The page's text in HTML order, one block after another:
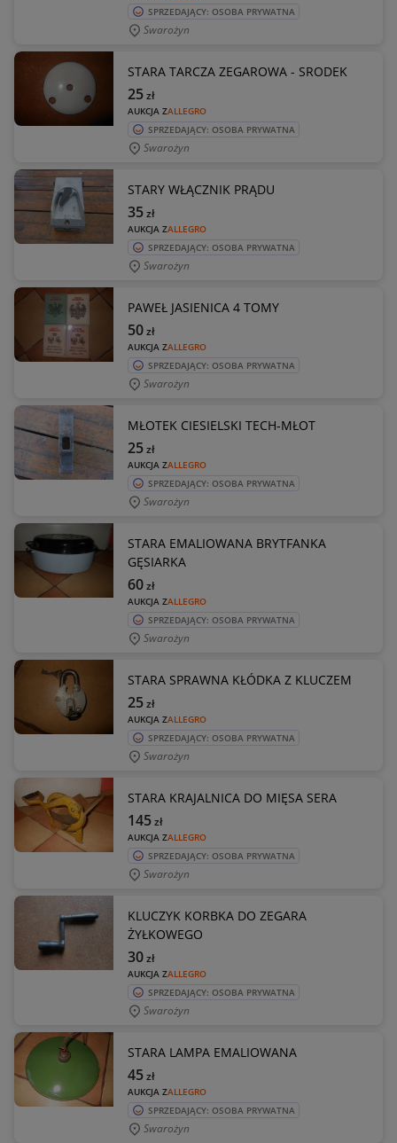
SPRZEDAJĄCY: OSOBA PRYWATNA
Swarożyn
STARA TARCZA ZEGAROWA - SRODEK
AUKCJA ZALLEGRO
25zł
SPRZEDAJĄCY: OSOBA PRYWATNA
Swarożyn
STARY WŁĄCZNIK PRĄDU
AUKCJA ZALLEGRO
35zł
SPRZEDAJĄCY: OSOBA PRYWATNA
Swarożyn
PAWEŁ JASIENICA 4 TOMY
AUKCJA ZALLEGRO
50zł
SPRZEDAJĄCY: OSOBA PRYWATNA
Swarożyn
MŁOTEK CIESIELSKI TECH-MŁOT
AUKCJA ZALLEGRO
25zł
SPRZEDAJĄCY: OSOBA PRYWATNA
Swarożyn
STARA EMALIOWANA BRYTFANKA
GĘSIARKA
AUKCJA ZALLEGRO
60zł
SPRZEDAJĄCY: OSOBA PRYWATNA
Swarożyn
STARA SPRAWNA KŁÓDKA Z KLUCZEM
AUKCJA ZALLEGRO
25zł
SPRZEDAJĄCY: OSOBA PRYWATNA
Swarożyn
STARA KRAJALNICA DO MIĘSA SERA
AUKCJA ZALLEGRO
145zł
SPRZEDAJĄCY: OSOBA PRYWATNA
Swarożyn
KLUCZYK KORBKA DO ZEGARA
ŻYŁKOWEGO
AUKCJA ZALLEGRO
30zł
SPRZEDAJĄCY: OSOBA PRYWATNA
Swarożyn
STARA LAMPA EMALIOWANA
AUKCJA ZALLEGRO
45zł
SPRZEDAJĄCY: OSOBA PRYWATNA
Swarożyn